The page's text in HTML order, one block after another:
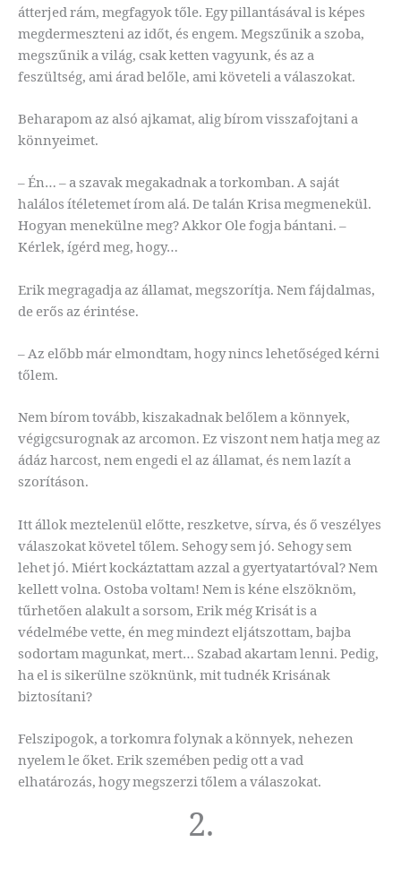
átterjed rám, megfagyok tőle. Egy pillantásával is képes
megdermeszteni az időt, és engem. Megszűnik a szoba,
megszűnik a világ, csak ketten vagyunk, és az a
feszültség, ami árad belőle, ami követeli a válaszokat.
Beharapom az alsó ajkamat, alig bírom visszafojtani a
könnyeimet.
– Én… – a szavak megakadnak a torkomban. A saját
halálos ítéletemet írom alá. De talán Krisa megmenekül.
Hogyan menekülne meg? Akkor Ole fogja bántani. –
Kérlek, ígérd meg, hogy…
Erik megragadja az államat, megszorítja. Nem fájdalmas,
de erős az érintése.
– Az előbb már elmondtam, hogy nincs lehetőséged kérni
tőlem.
Nem bírom tovább, kiszakadnak belőlem a könnyek,
végigcsurognak az arcomon. Ez viszont nem hatja meg az
ádáz harcost, nem engedi el az államat, és nem lazít a
szorításon.
Itt állok meztelenül előtte, reszketve, sírva, és ő veszélyes
válaszokat követel tőlem. Sehogy sem jó. Sehogy sem
lehet jó. Miért kockáztattam azzal a gyertyatartóval? Nem
kellett volna. Ostoba voltam! Nem is kéne elszöknöm,
tűrhetően alakult a sorsom, Erik még Krisát is a
védelmébe vette, én meg mindezt eljátszottam, bajba
sodortam magunkat, mert… Szabad akartam lenni. Pedig,
ha el is sikerülne szöknünk, mit tudnék Krisának
biztosítani?
Felszipogok, a torkomra folynak a könnyek, nehezen
nyelem le őket. Erik szemében pedig ott a vad
elhatározás, hogy megszerzi tőlem a válaszokat.
2.